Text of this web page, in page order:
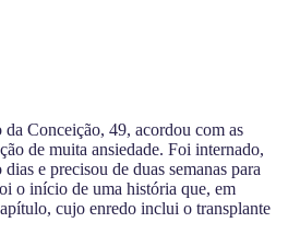
da Conceição, 49, acordou com as
de muita ansiedade. Foi internado,
e precisou de duas semanas para
o início de uma história que, em
cujo enredo inclui o transplante